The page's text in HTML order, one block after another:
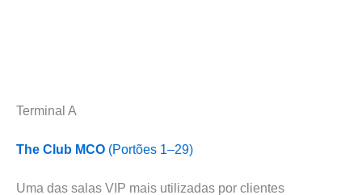
Terminal A
The Club MCO (Portões 1–29)
Uma das salas VIP mais utilizadas por clientes